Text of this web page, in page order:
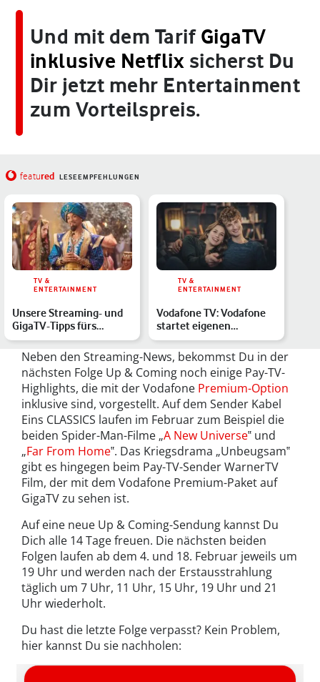
Und mit dem Tarif GigaTV
inklusive Netflix sicherst Du
Dir jetzt mehr Entertainment
zum Vorteilspreis.
featured LESEEMPFEHLUNGEN
TV &
ENTERTAINMENT
Unsere Streaming- und
GigaTV-Tipps fürs
Wochenende
TV &
ENTERTAINMENT
Vodafone TV: Vodafone
startet eigenen
Infotainment-Sender
Neben den Streaming-News, bekommst Du in der
nächsten Folge Up & Coming noch einige Pay-TV-
Highlights, die mit der Vodafone Premium-Option
inklusive sind, vorgestellt. Auf dem Sender Kabel
Eins CLASSICS laufen im Februar zum Beispiel die
beiden Spider-Man-Filme „A New Universe‟ und
„Far From Home‟. Das Kriegsdrama „Unbeugsam‟
gibt es hingegen beim Pay-TV-Sender WarnerTV
Film, der mit dem Vodafone Premium-Paket auf
GigaTV zu sehen ist.
Auf eine neue Up & Coming-Sendung kannst Du
Dich alle 14 Tage freuen. Die nächsten beiden
Folgen laufen ab dem 4. und 18. Februar jeweils um
19 Uhr und werden nach der Erstausstrahlung
täglich um 7 Uhr, 11 Uhr, 15 Uhr, 19 Uhr und 21
Uhr wiederholt.
Du hast die letzte Folge verpasst? Kein Problem,
hier kannst Du sie nachholen: